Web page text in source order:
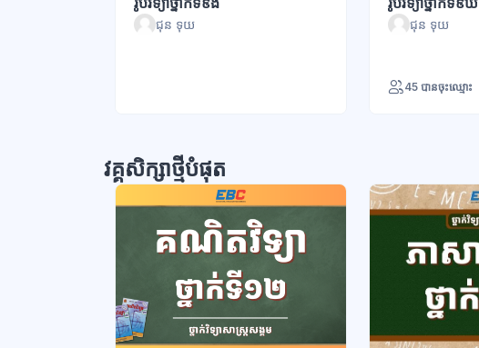
ជុន ទុយ ជុន ទុយ
45 បានចុះឈ្មោះ
វគ្គសិក្សាថ្មីបំផុត